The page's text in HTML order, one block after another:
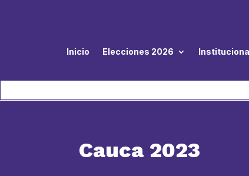
Inicio Elecciones 2026
Cauca 2023